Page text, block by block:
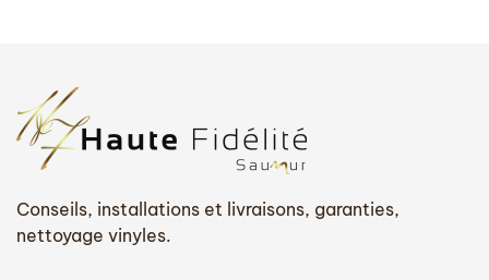
Conseils, installations et livraisons, garanties,
nettoyage vinyles.